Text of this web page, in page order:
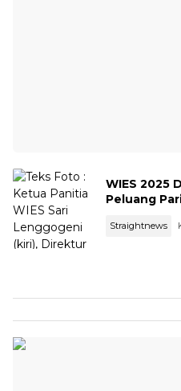
WIES 2025
Peluang
Straightnews